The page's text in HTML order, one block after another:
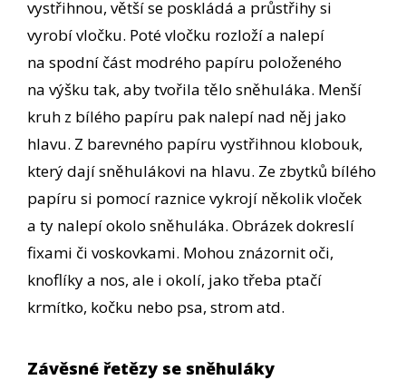
vystřihnou, větší se poskládá a průstřihy si
vyrobí vločku. Poté vločku rozloží a nalepí
na spodní část modrého papíru položeného
na výšku tak, aby tvořila tělo sněhuláka. Menší
kruh z bílého papíru pak nalepí nad něj jako
hlavu. Z barevného papíru vystřihnou klobouk,
který dají sněhulákovi na hlavu. Ze zbytků bílého
papíru si pomocí raznice vykrojí několik vloček
a ty nalepí okolo sněhuláka. Obrázek dokreslí
fixami či voskovkami. Mohou znázornit oči,
knoflíky a nos, ale i okolí, jako třeba ptačí
krmítko, kočku nebo psa, strom atd.
Závěsné řetězy se sněhuláky